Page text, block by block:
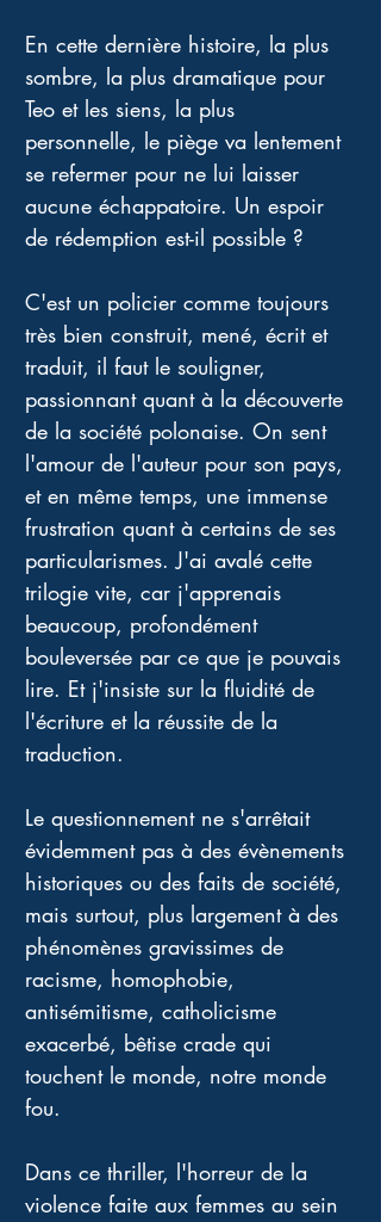
En cette dernière histoire, la plus
sombre, la plus dramatique pour
Teo et les siens, la plus
personnelle, le piège va lentement
se refermer pour ne lui laisser
aucune échappatoire. Un espoir
de rédemption est-il possible ?
C'est un policier comme toujours
très bien construit, mené, écrit et
traduit, il faut le souligner,
passionnant quant à la découverte
de la société polonaise. On sent
l'amour de l'auteur pour son pays,
et en même temps, une immense
frustration quant à certains de ses
particularismes. J'ai avalé cette
trilogie vite, car j'apprenais
beaucoup, profondément
bouleversée par ce que je pouvais
lire. Et j'insiste sur la fluidité de
l'écriture et la réussite de la
traduction.
Le questionnement ne s'arrêtait
évidemment pas à des évènements
historiques ou des faits de société,
mais surtout, plus largement à des
phénomènes gravissimes de
racisme, homophobie,
antisémitisme, catholicisme
exacerbé, bêtise crade qui
touchent le monde, notre monde
fou.
Dans ce thriller, l'horreur de la
violence faite aux femmes au sein